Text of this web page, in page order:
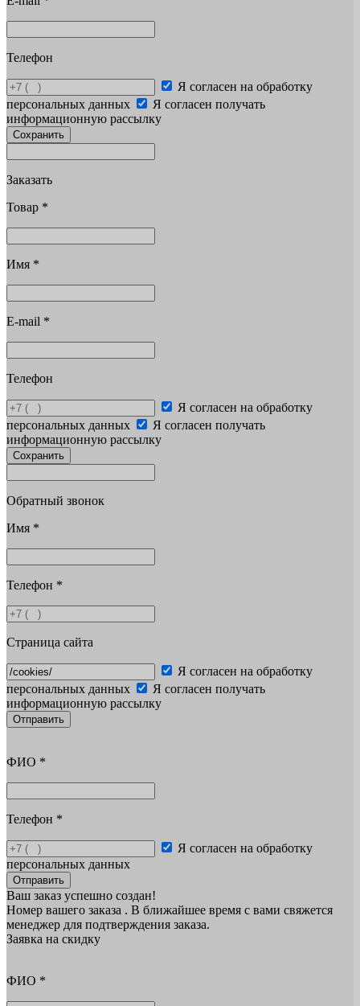
Телефон
Я согласен на обработку
персональных данных
Я согласен получать
информационную рассылку
Сохранить
Заказать
Товар *
Имя *
E-mail *
Телефон
Я согласен на обработку
персональных данных
Я согласен получать
информационную рассылку
Сохранить
Обратный звонок
Имя *
Телефон *
Страница сайта
Я согласен на обработку
персональных данных
Я согласен получать
информационную рассылку
Отправить
ФИО *
Телефон *
Я согласен на обработку
персональных данных
Отправить
Ваш заказ успешно создан!
Номер вашего заказа . В ближайшее время с вами свяжется
менеджер для подтверждения заказа.
Заявка на скидку
ФИО *